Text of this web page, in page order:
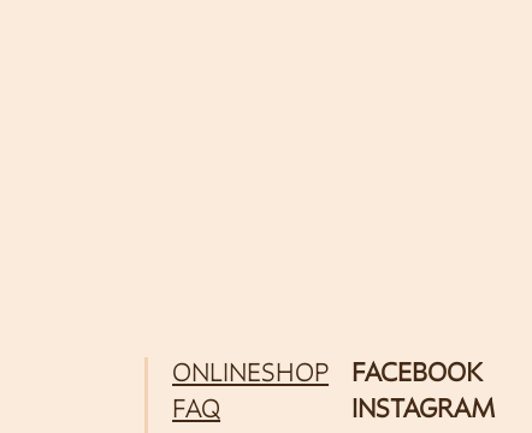
ONLINESHOP
FAQ
FACEBOOK
INSTAGRAM